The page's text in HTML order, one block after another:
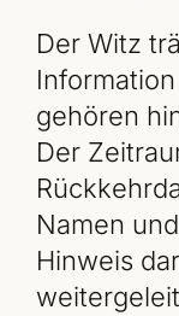
Der Witz
gehören
Der
Namen
Hinweis